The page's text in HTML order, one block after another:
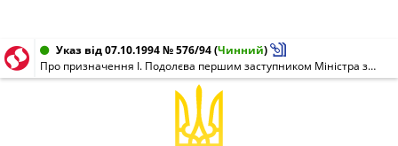
Указ від 07.10.1994 № 576/94(Чинний)
Про призначення І. Подолєва першим заступником Міністра зовнішніх економічних зв'язків України